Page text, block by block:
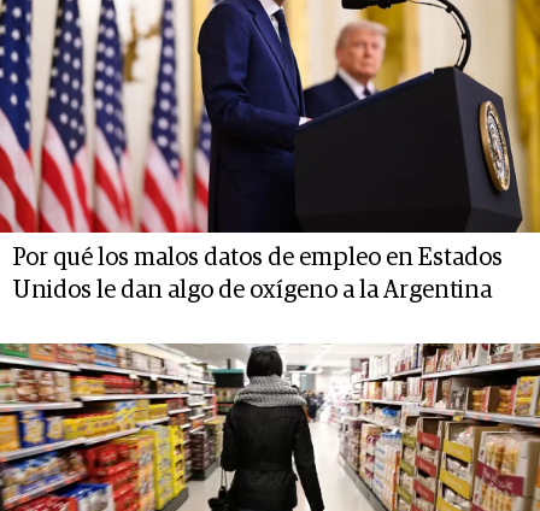
Por qué los malos datos de empleo en Estados
Unidos le dan algo de oxígeno a la Argentina